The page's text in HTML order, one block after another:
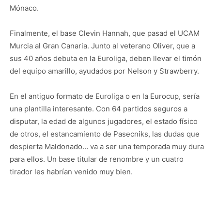
Mónaco.
Finalmente, el base Clevin Hannah, que pasad el UCAM
Murcia al Gran Canaria. Junto al veterano Oliver, que a
sus 40 años debuta en la Euroliga, deben llevar el timón
del equipo amarillo, ayudados por Nelson y Strawberry.
En el antiguo formato de Euroliga o en la Eurocup, sería
una plantilla interesante. Con 64 partidos seguros a
disputar, la edad de algunos jugadores, el estado físico
de otros, el estancamiento de Pasecniks, las dudas que
despierta Maldonado… va a ser una temporada muy dura
para ellos. Un base titular de renombre y un cuatro
tirador les habrían venido muy bien.